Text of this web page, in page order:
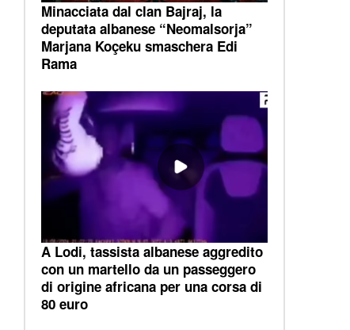
Minacciata dal clan Bajraj, la
deputata albanese “Neomalsorja”
Marjana Koçeku smaschera Edi
Rama
A Lodi, tassista albanese aggredito
con un martello da un passeggero
di origine africana per una corsa di
80 euro